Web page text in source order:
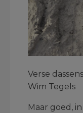
Verse
Wim Tegels
Maar goed,